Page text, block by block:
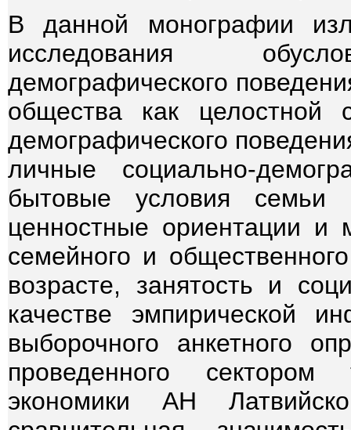
В данной монографии
исследования
демографического
общества как целостной
демографического
личные социально-
бытовые условия
ценностные ориентации
семейного и
возрасте, занятость и
качестве эмпирической
выборочного анкетного
проведенного сектором
экономики АН